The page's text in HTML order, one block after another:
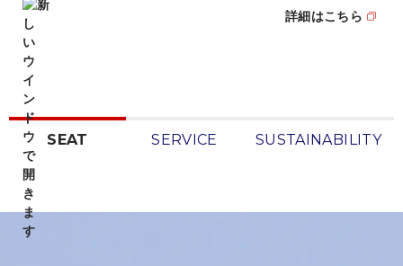
詳細はこちら
SEAT SERVICE SUSTAINABILITY